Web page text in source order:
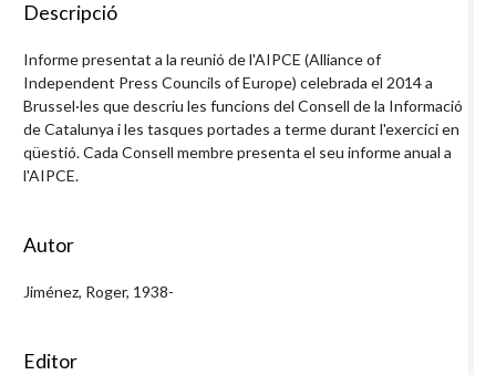
Descripció
Informe presentat a la reunió de l'AIPCE (Alliance of
Independent Press Councils of Europe) celebrada el 2014 a
Brussel·les que descriu les funcions del Consell de la Informació
de Catalunya i les tasques portades a terme durant l'exercici en
qüestió. Cada Consell membre presenta el seu informe anual a
l'AIPCE.
Autor
Jiménez, Roger, 1938-
Editor